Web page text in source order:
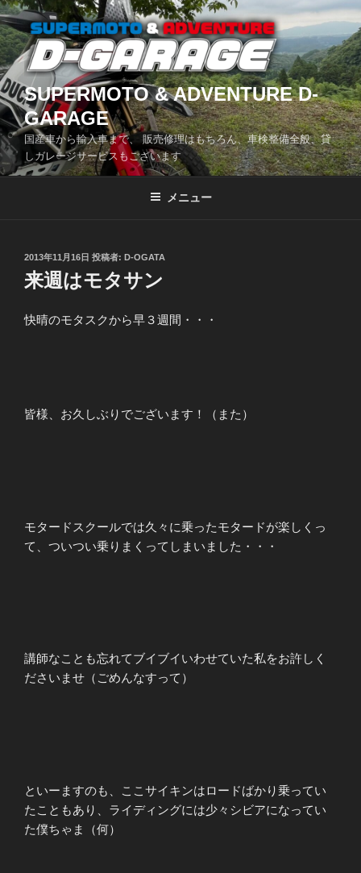
コ
ン
テ
ン
ツ
へ
ス
キ
ッ
SUPERMOTO & ADVENTURE D-
GARAGE
国産車から輸入車まで、 販売修理はもちろん、車検整備全般、貸
しガレージサービスもございます
メニュー
投
稿
日:
2013年11月16日 投稿者: D-OGATA
来週はモタサン
快晴のモタスクから早３週間・・・
皆様、お久しぶりでございます！（また）
モタードスクールでは久々に乗ったモタードが楽しくっ
て、ついつい乗りまくってしまいました・・・
講師なことも忘れてブイブイいわせていた私をお許しく
ださいませ（ごめんなすって）
といーますのも、ここサイキンはロードばかり乗ってい
たこともあり、ライディングには少々シビアになってい
た僕ちゃま（何）